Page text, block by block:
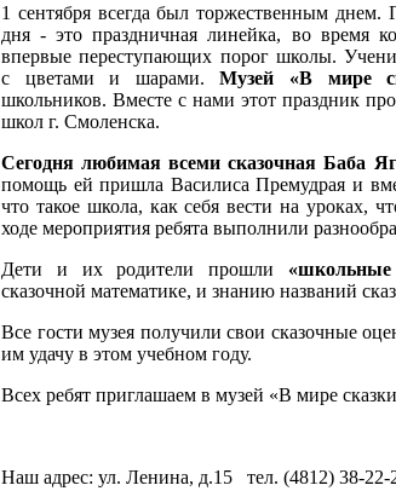
1 сентября всегда был торжественным днем.
дня - это праздничная линейка, во время
впервые переступающих порог школы.
с цветами и шарами.Музей «В мире
школьников. Вместе с нами этот праздник
школ г. Смоленска.
Сегодня любимая всеми сказочная Баба
помощь ей пришла Василиса Премудрая и
что такое школа, как себя вести на уроках,
ходе мероприятия ребята выполнили
Дети и их родители прошли
сказочной математике, и знанию названий
Все гости музея получили свои сказочные
им удачу в этом учебном году.
Всех ребят приглашаем в музей «В мире
Наш адрес: ул. Ленина, д.15 тел. (4812) 38-22-